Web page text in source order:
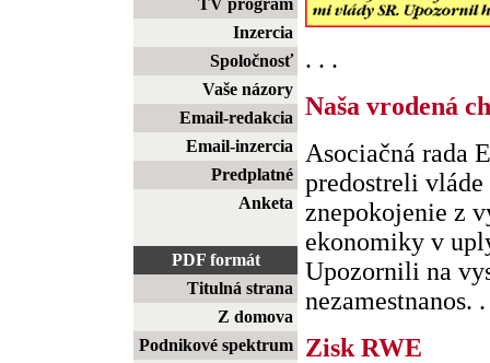
TV program
Inzercia
Spoločnosť
Vaše názory
Email-redakcia
Email-inzercia
Predplatné
Anketa
PDF formát
Titulná strana
Z domova
Podnikové spektrum
. . .
Naša vrodená
Asociačná rada
predostreli
znepokojenie z
ekonomiky v
Upozornili na
nezamestnanos.
Zisk RWE